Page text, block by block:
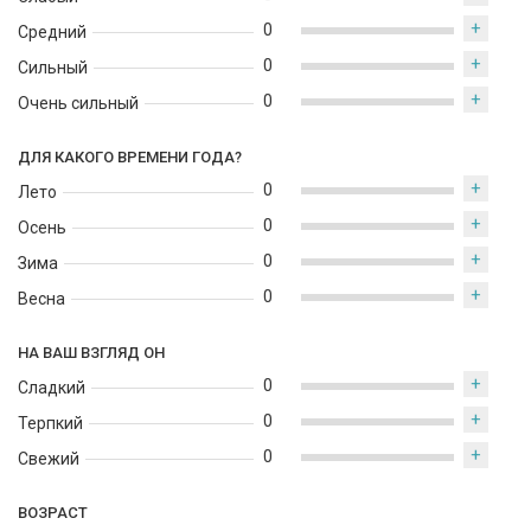
Средний
Сильный
Очень сильный
0 +
0 +
0 +
ДЛЯ КАКОГО ВРЕМЕНИ ГОДА?
Лето
Осень
Зима
Весна
0 +
0 +
0 +
0 +
НА ВАШ ВЗГЛЯД ОН
Сладкий
Терпкий
Свежий
0 +
0 +
0 +
ВОЗРАСТ